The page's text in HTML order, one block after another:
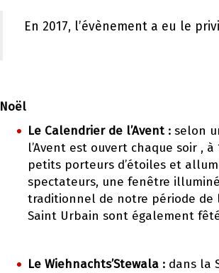
En 2017, l’évènement a eu le
Noël
Le Calendrier de l’Avent :selon
l’Avent est ouvert chaque soir ,
petits porteurs d’étoiles et
spectateurs, une fenêtre
traditionnel de notre période de
Saint Urbain sont également
Le Wiehnachts’Stewala :dans la